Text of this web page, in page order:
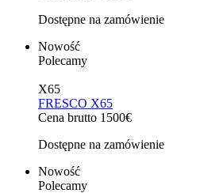
Dostępne na zamówienie
Nowość
Polecamy
X65
FRESCO X65
Cena brutto 1500€
Dostępne na zamówienie
Nowość
Polecamy